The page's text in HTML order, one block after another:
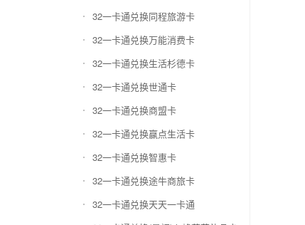
32一卡通兑换同程旅游卡
32一卡通兑换万能消费卡
32一卡通兑换生活杉德卡
32一卡通兑换世通卡
32一卡通兑换商盟卡
32一卡通兑换赢点生活卡
32一卡通兑换智惠卡
32一卡通兑换途牛商旅卡
32一卡通兑换天天一卡通